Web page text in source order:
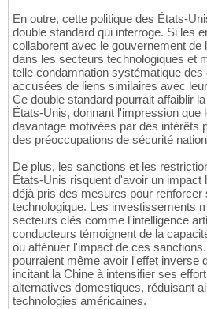
En outre, cette politique des États-
double standard qui interroge. Si les
collaborent avec le gouvernement de
dans les secteurs technologiques et
telle condamnation systématique
accusées de liens similaires avec
Ce double standard pourrait affaiblir
États-Unis, donnant l'impression que
davantage motivées par des intérêts
des préoccupations de sécurité
De plus, les sanctions et les
États-Unis risquent d'avoir un impact
déjà pris des mesures pour renforcer
technologique. Les investissements
secteurs clés comme l'intelligence
conducteurs témoignent de la
ou atténuer l'impact de ces
pourraient même avoir l'effet inverse
incitant la Chine à intensifier ses
alternatives domestiques, réduisant
technologies américaines.